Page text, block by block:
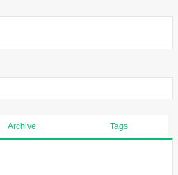
Archive Tags